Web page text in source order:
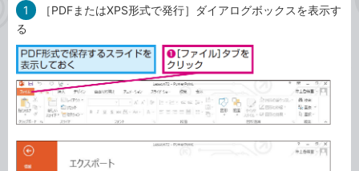
1
［PDFまたはXPS形式で発行］ダイアログボックスを表示す
る